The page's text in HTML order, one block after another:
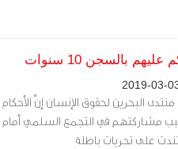
مشاركتهم في التجمع السلمي
على تحريات باطلة